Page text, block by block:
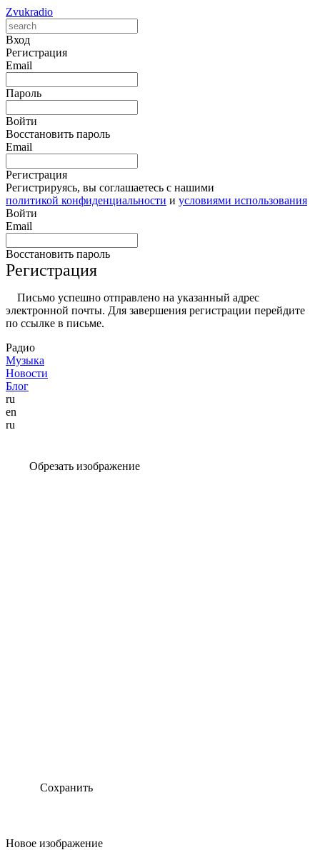
Zvukradio
Вход
Регистрация
Email
Пароль
Войти
Восстановить пароль
Email
Регистрация
Регистрируясь, вы соглашаетесь с нашими
политикой конфиденциальности и условиями использования
Войти
Email
Восстановить пароль
Регистрация
Письмо успешно отправлено на указанный адрес
электронной почты. Для завершения регистрации перейдите
по ссылке в письме.
Радио
Музыка
Новости
Блог
ru
en
ru
Обрезать изображение
Сохранить
Новое изображение